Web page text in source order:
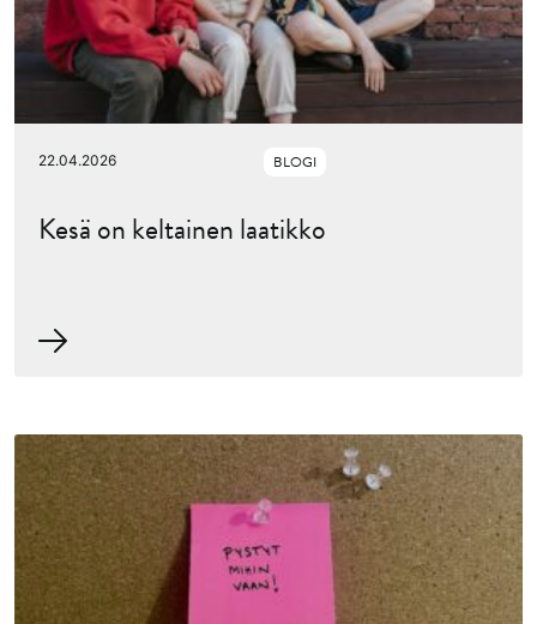
22.04.2026 BLOGI
Kesä on keltainen laatikko